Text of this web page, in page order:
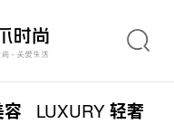
LUXURY轻奢